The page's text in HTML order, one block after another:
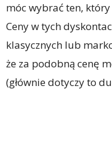
móc wybrać ten,
Ceny w tych
klasycznych lub
że za podobną cenę
(głównie dotyczy to